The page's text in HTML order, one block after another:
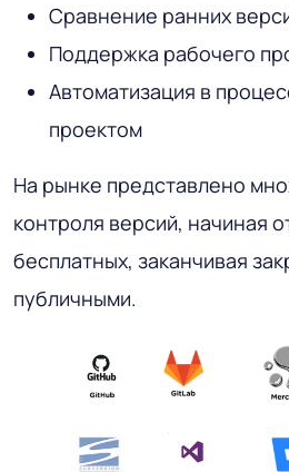
Сравнение ранних
Поддержка рабочего
Автоматизация в
проектом
На рынке представлено
контроля версий, начиная
бесплатных, заканчивая
публичными.